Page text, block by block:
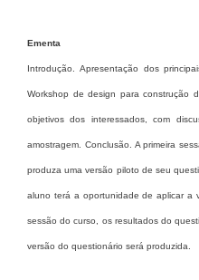
Ementa
Introdução.Apresentação dos
Workshop de design para construção
objetivos dos interessados, com
amostragem. Conclusão. A primeira
produza uma versão piloto de seu
aluno terá a oportunidade de aplicar a
sessão do curso, os resultados do
versão do questionário será produzida.